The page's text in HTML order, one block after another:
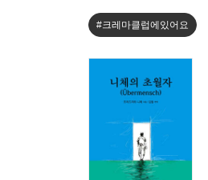
#크레마클럽에있어요